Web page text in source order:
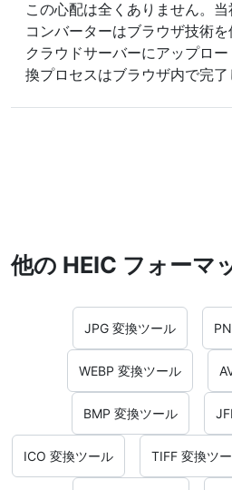
この心配は全くありません。
コンバーターはブラウザ技術
クラウドサーバーにアップロ
換プロセスはブラウザ内で完了
他の HEIC フォーマ
JPG 変換ツール
WEBP 変換ツール
BMP 変換ツール
ICO 変換ツール TIFF 変換ツ